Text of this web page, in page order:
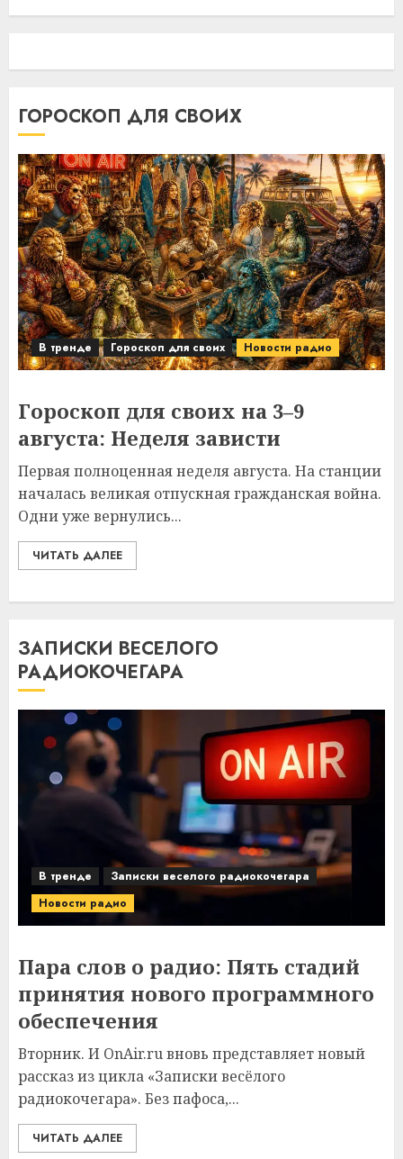
ГОРОСКОП ДЛЯ СВОИХ
В тренде Гороскоп для своих Новости радио
Гороскоп для своих на 3–9
августа: Неделя зависти
Первая полноценная неделя августа. На станции
началась великая отпускная гражданская война.
Одни уже вернулись...
ЧИТАТЬ ДАЛЕЕ
ЗАПИСКИ ВЕСЕЛОГО
РАДИОКОЧЕГАРА
В тренде
Записки веселого радиокочегара
Новости радио
Пара слов о радио: Пять стадий
принятия нового программного
обеспечения
Вторник. И OnAir.ru вновь представляет новый
рассказ из цикла «Записки весёлого
радиокочегара». Без пафоса,...
ЧИТАТЬ ДАЛЕЕ